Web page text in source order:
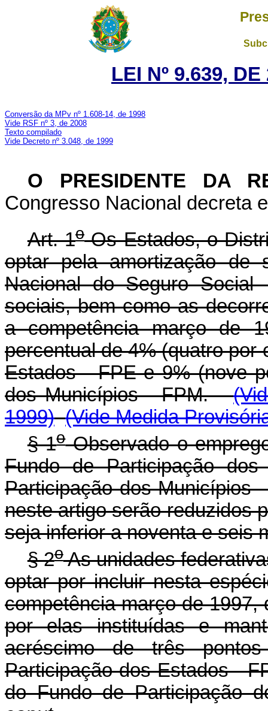
LEI Nº 9.639,
Conversão da MPv nº 1.608-14, de 1998
Vide RSF nº 3, de 2008
Texto compilado
Vide Decreto nº 3.048, de 1999
O PRESIDENTE DA
Congresso Nacional decreta
Art. 1oOs Estados, o
optar pela amortização de
Nacional do Seguro Social
sociais, bem como as
a competência março de
percentual de 4% (quatro por
Estados - FPE e 9% (nove
dos Municípios - FPM.
1999) (Vide Medida
§ 1oObservado o
Fundo de Participação
Participação dos Municípios
neste artigo serão reduzidos
seja inferior a noventa e seis
§ 2oAs unidades
optar por incluir nesta
competência março de
por elas instituídas e
acréscimo de três
Participação dos Estados -
do Fundo de Participação